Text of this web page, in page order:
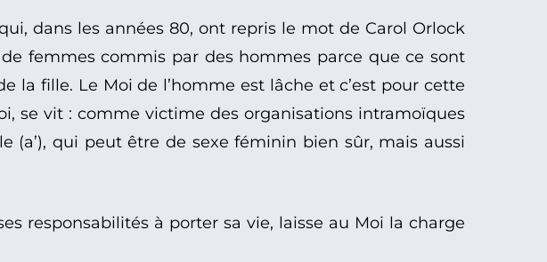
dans les années 80, ont repris le mot de Carol Orlock
femmes commis par des hommes parce que ce sont
la fille. Le Moi de l’homme est lâche et c’est pour cette
se vit : comme victime des organisations intramoïques
(a’), qui peut être de sexe féminin bien sûr, mais aussi
responsabilités à porter sa vie, laisse au Moi la charge